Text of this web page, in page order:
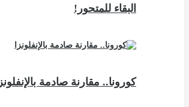
البقاء للمتحور!
كورونا.. مقارنة صادمة بالإنفلونزا